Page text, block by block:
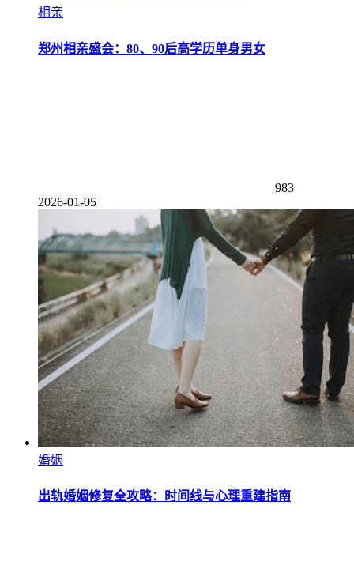
相亲
郑州相亲盛会：80、90后高学历单身男女
983
2026-01-05
婚姻
出轨婚姻修复全攻略：时间线与心理重建指南